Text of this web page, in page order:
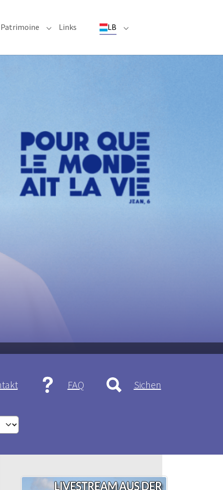
for "Evenementer"
Patrimoine Submenu for "Patrimoine"
Links LB (current)
Submenu for "LB"
FAQ Sichen